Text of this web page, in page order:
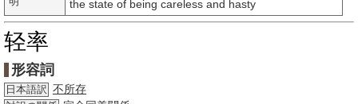
the state of being careless and hasty
轻率
形容詞
日本語訳 不所存